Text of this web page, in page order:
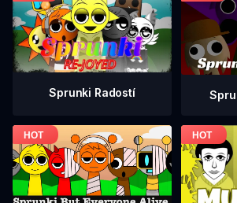
Sprunki Radostí